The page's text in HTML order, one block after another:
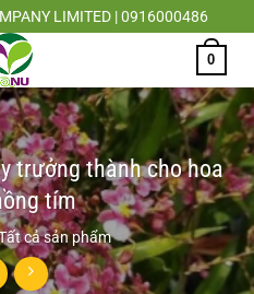
LIMITED | 0916000486
0
trưởng thành cho hoa
tím
cả sản phẩm